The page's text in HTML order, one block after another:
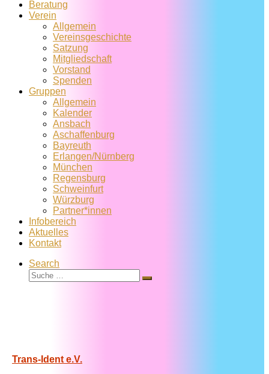
Beratung
Verein
Allgemein
Vereins­geschichte
Satzung
Mitglied­schaft
Vorstand
Spenden
Gruppen
Allgemein
Kalender
Ansbach
Aschaffenburg
Bayreuth
Erlangen/Nürnberg
München
Regensburg
Schweinfurt
Würzburg
Partner*innen
Infobereich
Aktuelles
Kontakt
Search
Suche
Suche
Trans-Ident e.V.